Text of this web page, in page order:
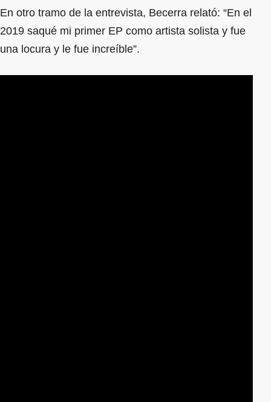
En otro tramo de la entrevista, Becerra relató: “En el
2019 saqué mi primer EP como artista solista y fue
una locura y le fue increíble”.